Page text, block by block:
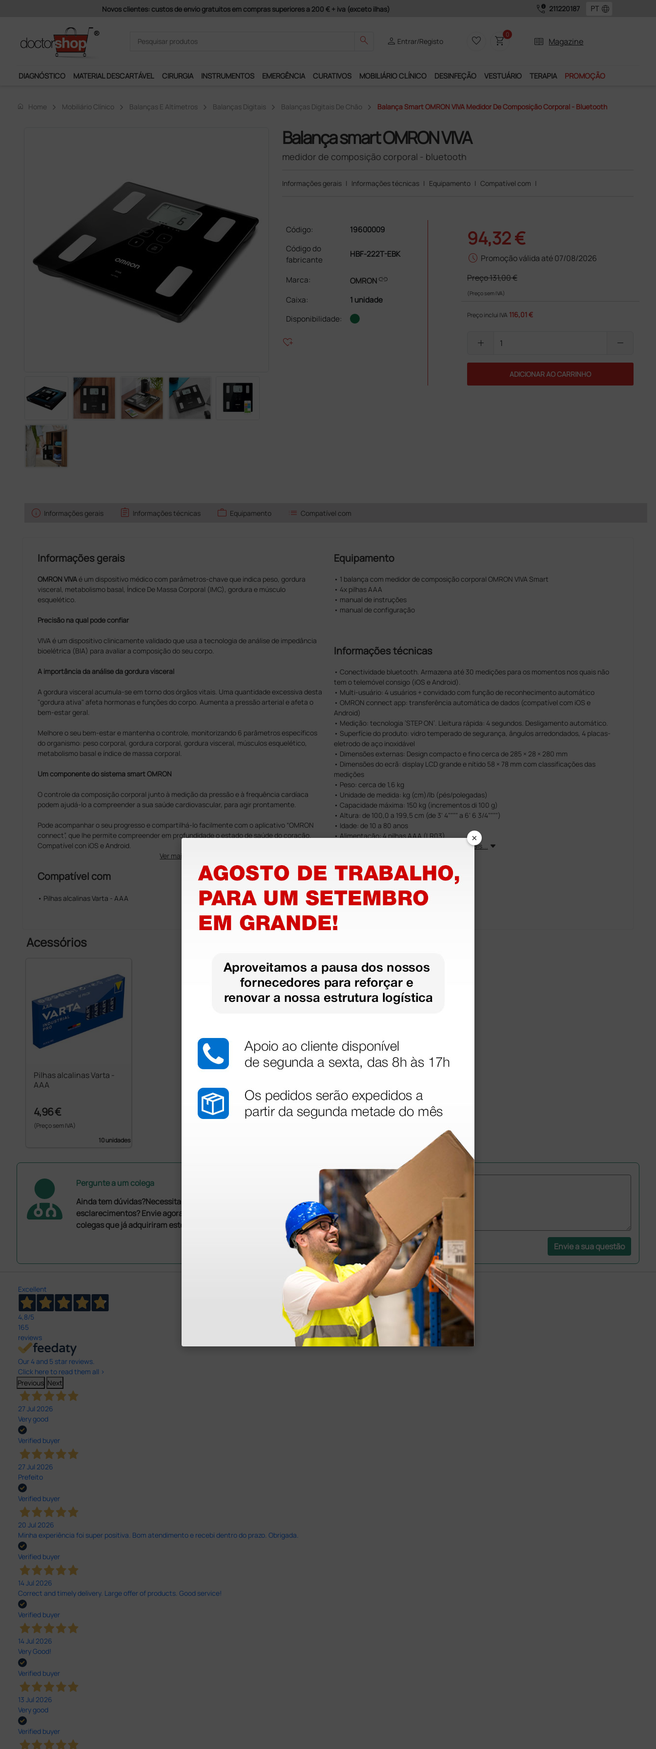
Pagamentos Seguros e Garantia de Satisfação! call_quality 211220187 language
search person Entrar/Registo favorite_border shopping_cart0
two_pager Magazine
DIAGNÓSTICO MATERIAL DESCARTÁVEL CIRURGIA INSTRUMENTOS EMERGÊNCIA CURATIVOS MOBILIÁRIO CLÍNICO DESINFEÇÃO VESTUÁRIO TERAPIA PROMOÇÃO
home Home Mobiliário Clínico Balanças E Altímetros Balanças Digitais Balanças Digitais De Chão Balança Smart OMRON VIVA Medidor De Composição Corporal - Bluetooth
Balança smart OMRON VIVA
medidor de composição corporal - bluetooth
Informações gerais | Informações técnicas | Equipamento | Compatível com |
Código:
19600009
Código do
fabricante
HBF-222T-EBK
Marca: OMRONlink
Caixa:
1 unidade
Disponibilidade:
heart_plus
94,32 €
schedule Promoção válida até 07/08/2026
Preço131,00 €
(Preço sem IVA)
Preço inclui IVA 116,01 €
add remove
ADICIONAR AO CARRINHO
info Informações gerais assignment Informações técnicas work Equipamento list Compatível com
Informações gerais
OMRON VIVAé um dispositivo médico com parâmetros-chave que indica peso, gordura
visceral, metabolismo basal, Índice De Massa Corporal (IMC), gordura e músculo
esquelético.
Precisão na qual pode confiar
VIVA é um dispositivo clinicamente validado que usa a tecnologia de análise de impedância
bioelétrica (BIA) para avaliar a composição do seu corpo.
A importância da análise da gordura visceral
A gordura visceral acumula-se em torno dos órgãos vitais. Uma quantidade excessiva desta
"gordura ativa" afeta hormonas e funções do corpo. Aumenta a pressão arterial e afeta o
bem-estar geral.
Melhore o seu bem-estar e mantenha o controle, monitorizando 6 parâmetros específicos
do organismo: peso corporal, gordura corporal, gordura visceral, músculos esquelético,
metabolismo basal e índice de massa corporal.
Um componente do sistema smart OMRON
O controle da composição corporal junto à medição da pressão e à frequência cardíaca
podem ajudá-lo a compreender a sua saúde cardiovascular, para agir prontamente.
Pode acompanhar o seu progresso e compartilhá-lo facilmente com o aplicativo “OMRON
connect”, que lhe permite compreender em profundidade o estado de saúde do coração.
Compatível con iOS e Android.
Ver mais...
Compatível com
• Pilhas alcalinas Varta - AAA
Equipamento
• 1 balança com medidor de composição corporal OMRON VIVA Smart
• 4x pilhas AAA
• manual de instruções
• manual de configuração
Informações técnicas
• Conectividade bluetooth. Armazena até 30 medições para os momentos nos quais não
tem o telemóvel consigo (iOS e Android).
• Multi-usuário: 4 usuários + convidado com função de reconhecimento automático
• OMRON connect app: transferência automática de dados (compatível com iOS e
Android)
• Medição: tecnologia ’STEP ON’. Lleitura rápida: 4 segundos. Desligamento automático.
• Superfície do produto: vidro temperado de segurança, ângulos arredondados, 4 placas-
eletrodo de aço inoxidável
• Dimensões externas: Design compacto e fino cerca de 285 × 28 × 280 mm
• Dimensões do ecrã: display LCD grande e nítido 58 × 78 mm com classificações das
medições
• Peso: cerca de 1,6 kg
• Unidade de medida: kg (cm)/lb (pés/polegadas)
• Capacidade máxima: 150 kg (incrementos di 100 g)
• Altura: de 100,0 a 199,5 cm (de 3' 4"""" a 6' 6 3/4"""")
• Idade: de 10 a 80 anos
• Alimentação: 4 pilhas AAA (LR03)
Ver mais...
Acessórios
Pilhas alcalinas Varta -
AAA
4,96 €
(Preço sem IVA)
10 unidades
Pergunte a um colega
Ainda tem dúvidas?Necessita de mais
esclarecimentos? Envie agora a sua questão aos
colegas que já adquiriram este produto.
Envie a sua questão
Excellent
4,8/5
165
reviews
Our 4 and 5 star reviews.
Click here to read them all >
Previous Next
27 Jul 2026
Very good
Verified buyer
27 Jul 2026
Prefeito
Verified buyer
20 Jul 2026
Minha experiência foi super positiva. Bom atendimento e recebi dentro do prazo. Obrigada.
Verified buyer
14 Jul 2026
Correct and timely delivery. Large offer of products. Good service!
Verified buyer
14 Jul 2026
Very Good!
Verified buyer
13 Jul 2026
Very good
Verified buyer
×